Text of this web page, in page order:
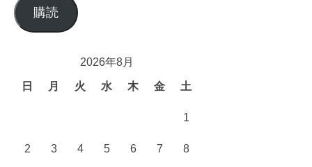
ル
ア
購読
2026年8月
日 月 火 水 木 金 土
1
2 3 4 5 6 7 8